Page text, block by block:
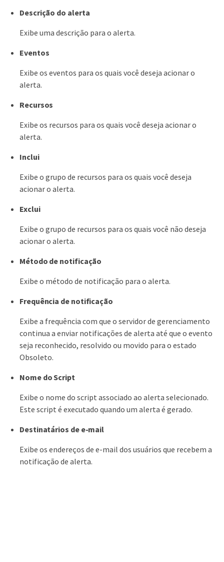
Descrição do alerta
Exibe uma descrição para o alerta.
Eventos
Exibe os eventos para os quais você deseja acionar o
alerta.
Recursos
Exibe os recursos para os quais você deseja acionar o
alerta.
Inclui
Exibe o grupo de recursos para os quais você deseja
acionar o alerta.
Exclui
Exibe o grupo de recursos para os quais você não deseja
acionar o alerta.
Método de notificação
Exibe o método de notificação para o alerta.
Frequência de notificação
Exibe a frequência com que o servidor de gerenciamento
continua a enviar notificações de alerta até que o evento
seja reconhecido, resolvido ou movido para o estado
Obsoleto.
Nome do Script
Exibe o nome do script associado ao alerta selecionado.
Este script é executado quando um alerta é gerado.
Destinatários de e-mail
Exibe os endereços de e-mail dos usuários que recebem a
notificação de alerta.